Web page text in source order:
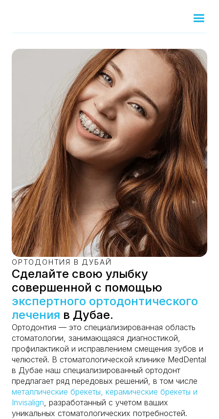
ОРТОДОНТИЯ В ДУБАЙ
Сделайте свою улыбку
совершенной с помощью
экспертного ортодонтического
лечения в Дубае.
Ортодонтия — это специализированная область
стоматологии, занимающаяся диагностикой,
профилактикой и исправлением смещения зубов и
челюстей. В стоматологической клинике MedDental
в Дубае наш специализированный ортодонт
предлагает ряд передовых решений, в том числе
металлические брекеты, керамические брекеты и
Invisalign, разработанный с учетом ваших
уникальных стоматологических потребностей.